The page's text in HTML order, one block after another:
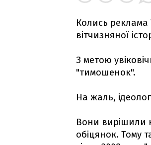
Колись
вітчизняної
З метою
"тимошенок".
На жаль,
Вони вирішили
обіцянок. Тому